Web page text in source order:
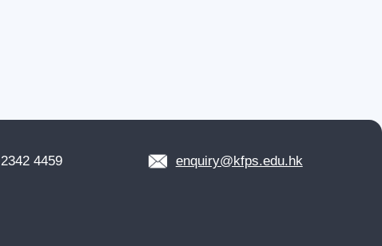
2342 4459 enquiry@kfps.edu.hk